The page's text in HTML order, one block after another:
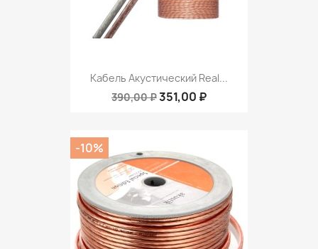
Кабель Акустический Real...
390,00 ₽351,00 ₽
-10%